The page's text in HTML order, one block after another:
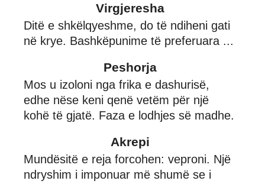
Virgjeresha
Ditë e shkëlqyeshme, do të ndiheni gati
në krye. Bashkëpunime të preferuara ...
Peshorja
Mos u izoloni nga frika e dashurisë,
edhe nëse keni qenë vetëm për një
kohë të gjatë. Faza e lodhjes së madhe.
Akrepi
Mundësitë e reja forcohen: veproni. Një
ndryshim i imponuar më shumë se i